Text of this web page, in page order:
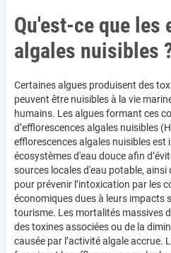
Qu'est-ce que les
algales nuisibles
Certaines algues produisent des
peuvent être nuisibles à la vie
humains. Les algues formant ces
d’efflorescences algales nuisibles
efflorescences algales nuisibles
écosystèmes d'eau douce afin
sources locales d'eau potable,
pour prévenir l’intoxication par les
économiques dues à leurs impacts
tourisme. Les mortalités massives
des toxines associées ou de la
causée par l’activité algale accrue.